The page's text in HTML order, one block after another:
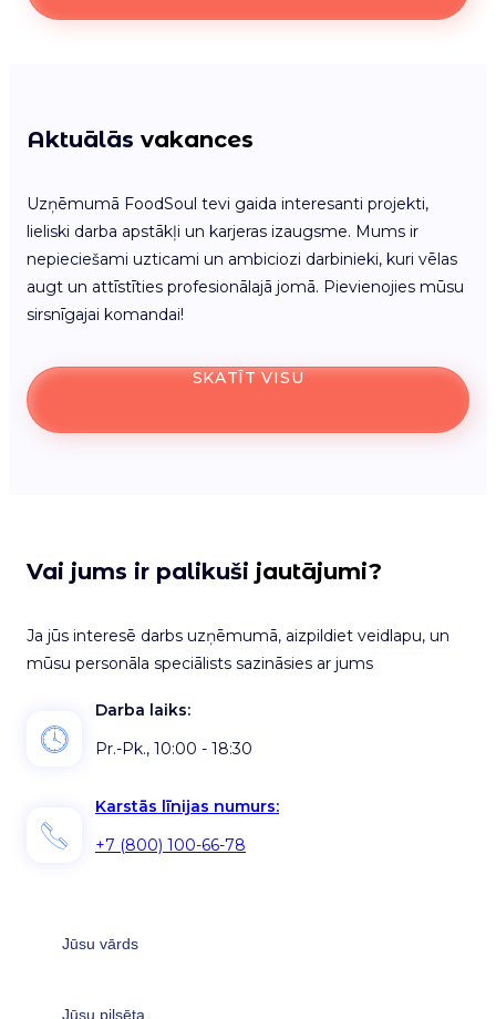
Aktuālās vakances
Uzņēmumā FoodSoul tevi gaida interesanti projekti,
lieliski darba apstākļi un karjeras izaugsme. Mums ir
nepieciešami uzticami un ambiciozi darbinieki, kuri vēlas
augt un attīstīties profesionālajā jomā. Pievienojies mūsu
sirsnīgajai komandai!
SKATĪT VISU
Vai jums ir palikuši jautājumi?
Ja jūs interesē darbs uzņēmumā, aizpildiet veidlapu, un
mūsu personāla speciālists sazināsies ar jums
Darba laiks:
Pr.-Pk., 10:00 - 18:30
Karstās līnijas numurs:
+7 (800) 100-66-78